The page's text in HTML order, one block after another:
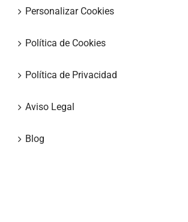
Personalizar Cookies
Política de Cookies
Política de Privacidad
Aviso Legal
Blog